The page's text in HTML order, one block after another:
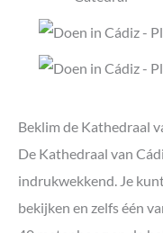
Beklim de Kathedraal
De Kathedraal van
indrukwekkend. Je
bekijken en zelfs één